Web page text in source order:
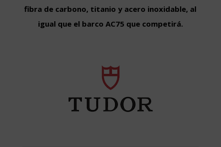
fibra de carbono, titanio y acero inoxidable, al
igual que el barco AC75 que competirá.